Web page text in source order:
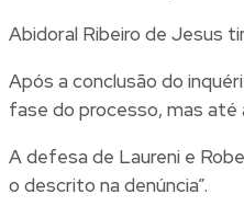
Abidoral Ribeiro de Jesus
Após a conclusão do
fase do processo, mas até
A defesa de Laureni e
o descrito na denúncia”.